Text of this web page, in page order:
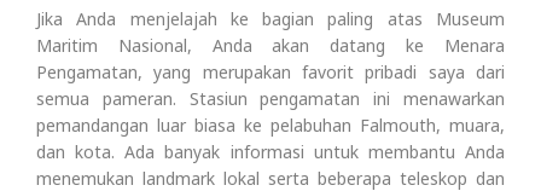
Jika Anda menjelajah ke bagian paling atas Museum
Maritim Nasional, Anda akan datang ke Menara
Pengamatan, yang merupakan favorit pribadi saya dari
semua pameran. Stasiun pengamatan ini menawarkan
pemandangan luar biasa ke pelabuhan Falmouth, muara,
dan kota. Ada banyak informasi untuk membantu Anda
menemukan landmark lokal serta beberapa teleskop dan